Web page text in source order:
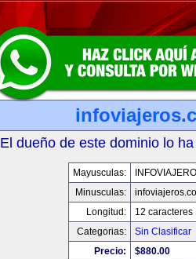
El dueño de este dominio lo
Mayusculas:
Minusculas:
Longitud:
12 caracteres
Categorias:
Sin Clasificar
Precio:
$880.00